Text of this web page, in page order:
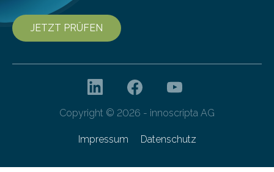
JETZT PRÜFEN
Copyright © 2026 - innoscripta AG
Impressum Datenschutz